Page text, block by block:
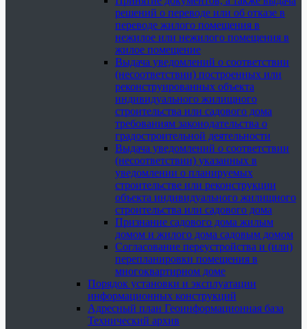
решений о переводе или об отказе в
переводе жилого помещения в
нежилое или нежилого помещения в
жилое помещение
Выдача уведомлений о соответствии
(несоответствии) построенных или
реконструированных объекта
индивидуального жилищного
строительства или садового дома
требованиям законодательства о
градостроительной деятельности
Выдача уведомлений о соответствии
(несоответствии) указанных в
уведомлении о планируемых
строительстве или реконструкции
объекта индивидуального жилищного
строительства или садового дома
Признание садового дома жилым
домом и жилого дома садовым домом
Согласование переустройства и (или)
перепланировки помещения в
многоквартирном доме
Порядок установки и эксплуатации
информационных конструкций
Адресный план Геоинформационная база
Технический архив